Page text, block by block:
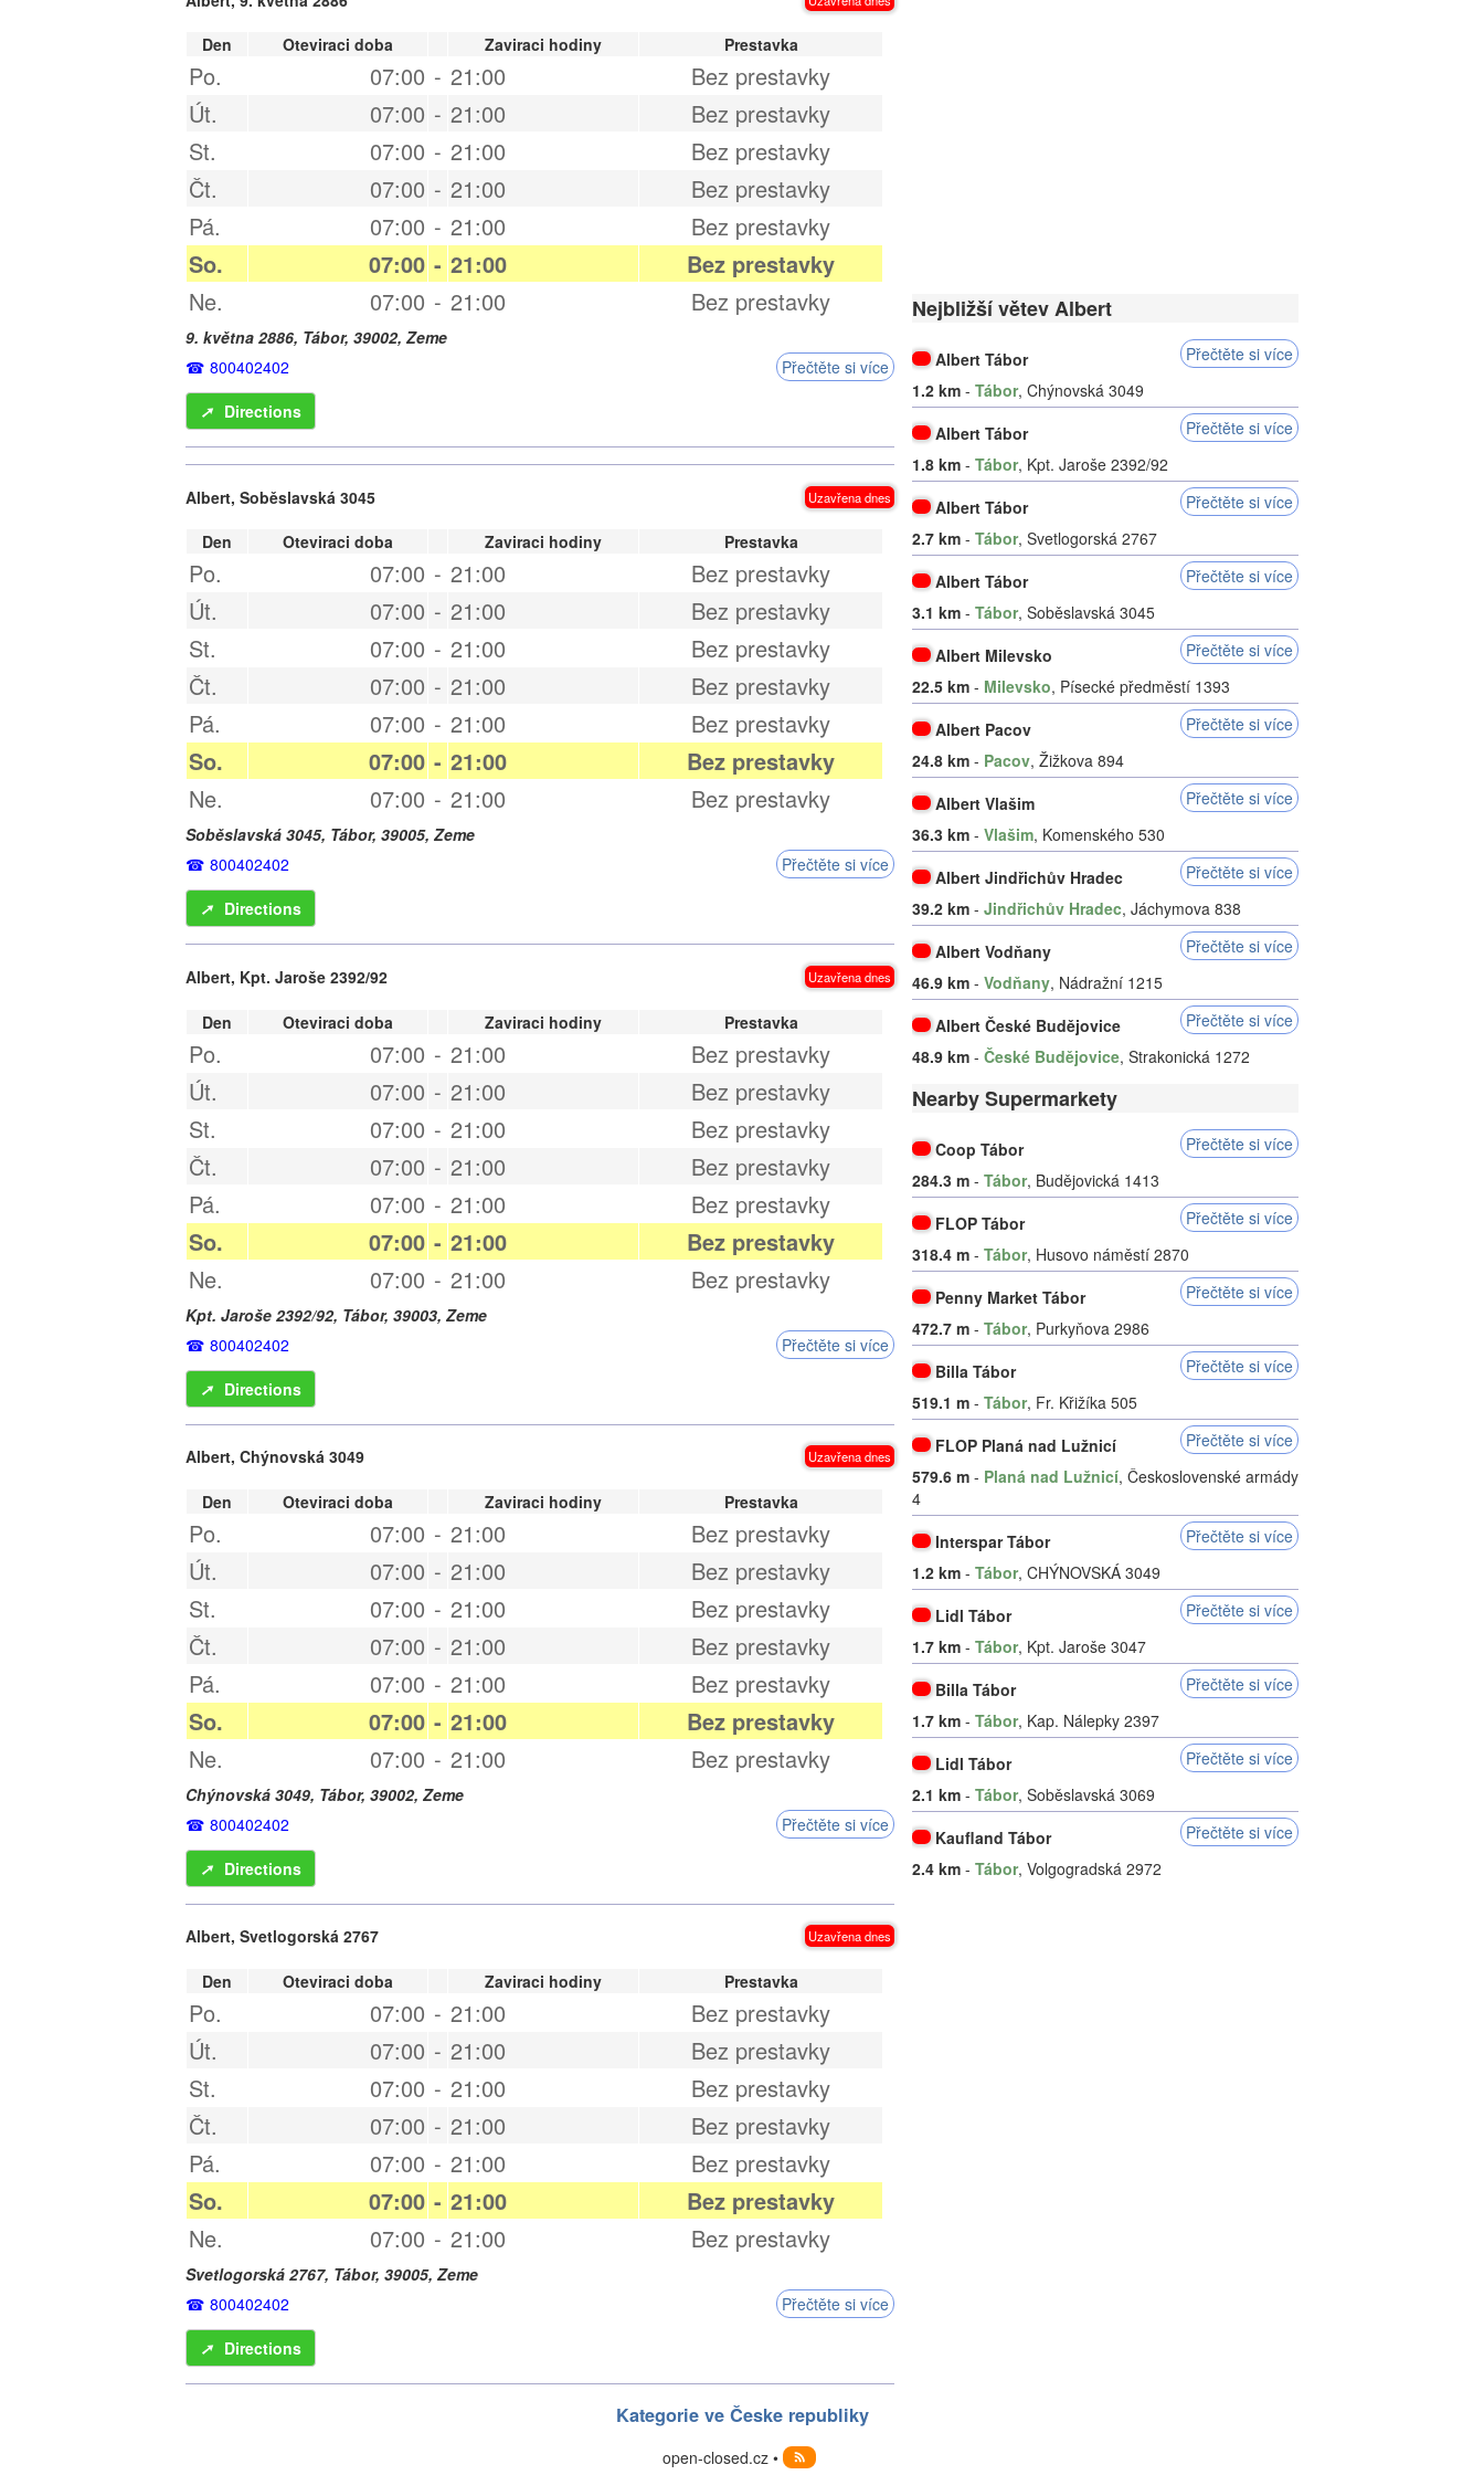
Den Oteviraci doba Zaviraci hodiny Prestavka
Po. 07:00 - 21:00
Bez prestavky
Út.
07:00 - 21:00
Bez prestavky
St.
07:00 - 21:00
Bez prestavky
Čt.
07:00 - 21:00
Bez prestavky
Pá.
07:00 - 21:00
Bez prestavky
So.
07:00 - 21:00
Bez prestavky
Ne.
07:00 - 21:00 Bez prestavky
9. května 2886, Tábor, 39002, Zeme
800402402
Přečtěte si více
➚ Directions
Albert, Soběslavská 3045 Uzavřena dnes
Den Oteviraci doba Zaviraci hodiny Prestavka
Po. 07:00 - 21:00
Bez prestavky
Út.
07:00 - 21:00
Bez prestavky
St.
07:00 - 21:00
Bez prestavky
Čt.
07:00 - 21:00
Bez prestavky
Pá.
07:00 - 21:00
Bez prestavky
So.
07:00 - 21:00
Bez prestavky
Ne.
07:00 - 21:00 Bez prestavky
Soběslavská 3045, Tábor, 39005, Zeme
800402402
Přečtěte si více
➚ Directions
Albert, Kpt. Jaroše 2392/92 Uzavřena dnes
Den Oteviraci doba Zaviraci hodiny Prestavka
Po. 07:00 - 21:00
Bez prestavky
Út.
07:00 - 21:00
Bez prestavky
St.
07:00 - 21:00
Bez prestavky
Čt.
07:00 - 21:00
Bez prestavky
Pá.
07:00 - 21:00
Bez prestavky
So.
07:00 - 21:00
Bez prestavky
Ne.
07:00 - 21:00 Bez prestavky
Kpt. Jaroše 2392/92, Tábor, 39003, Zeme
800402402
Přečtěte si více
➚ Directions
Albert, Chýnovská 3049 Uzavřena dnes
Den Oteviraci doba Zaviraci hodiny Prestavka
Po. 07:00 - 21:00
Bez prestavky
Út.
07:00 - 21:00
Bez prestavky
St.
07:00 - 21:00
Bez prestavky
Čt.
07:00 - 21:00
Bez prestavky
Pá.
07:00 - 21:00
Bez prestavky
So.
07:00 - 21:00
Bez prestavky
Ne.
07:00 - 21:00 Bez prestavky
Chýnovská 3049, Tábor, 39002, Zeme
800402402
Přečtěte si více
➚ Directions
Albert, Svetlogorská 2767 Uzavřena dnes
Den Oteviraci doba Zaviraci hodiny Prestavka
Po. 07:00 - 21:00
Bez prestavky
Út.
07:00 - 21:00
Bez prestavky
St.
07:00 - 21:00
Bez prestavky
Čt.
07:00 - 21:00
Bez prestavky
Pá.
07:00 - 21:00
Bez prestavky
So.
07:00 - 21:00
Bez prestavky
Ne.
07:00 - 21:00 Bez prestavky
Svetlogorská 2767, Tábor, 39005, Zeme
800402402
Přečtěte si více
➚ Directions
Nejbližší větev Albert
Albert Tábor
Přečtěte si více
1.2 km - Tábor, Chýnovská 3049
Albert Tábor
Přečtěte si více
1.8 km - Tábor, Kpt. Jaroše 2392/92
Albert Tábor
Přečtěte si více
2.7 km - Tábor, Svetlogorská 2767
Albert Tábor
Přečtěte si více
3.1 km - Tábor, Soběslavská 3045
Albert Milevsko
Přečtěte si více
22.5 km - Milevsko, Písecké předměstí 1393
Albert Pacov
Přečtěte si více
24.8 km - Pacov, Žižkova 894
Albert Vlašim
Přečtěte si více
36.3 km - Vlašim, Komenského 530
Albert Jindřichův Hradec
Přečtěte si více
39.2 km - Jindřichův Hradec, Jáchymova 838
Albert Vodňany
Přečtěte si více
46.9 km - Vodňany, Nádražní 1215
Albert České Budějovice
Přečtěte si více
48.9 km - České Budějovice, Strakonická 1272
Nearby Supermarkety
Coop Tábor
Přečtěte si více
284.3 m - Tábor, Budějovická 1413
FLOP Tábor
Přečtěte si více
318.4 m - Tábor, Husovo náměstí 2870
Penny Market Tábor
Přečtěte si více
472.7 m - Tábor, Purkyňova 2986
Billa Tábor
Přečtěte si více
519.1 m - Tábor, Fr. Křižíka 505
FLOP Planá nad Lužnicí
Přečtěte si více
579.6 m - Planá nad Lužnicí, Československé armády
4
Interspar Tábor
Přečtěte si více
1.2 km - Tábor, CHÝNOVSKÁ 3049
Lidl Tábor
Přečtěte si více
1.7 km - Tábor, Kpt. Jaroše 3047
Billa Tábor
Přečtěte si více
1.7 km - Tábor, Kap. Nálepky 2397
Lidl Tábor
Přečtěte si více
2.1 km - Tábor, Soběslavská 3069
Kaufland Tábor
Přečtěte si více
2.4 km - Tábor, Volgogradská 2972
Kategorie ve Česke republiky
open-closed.cz •